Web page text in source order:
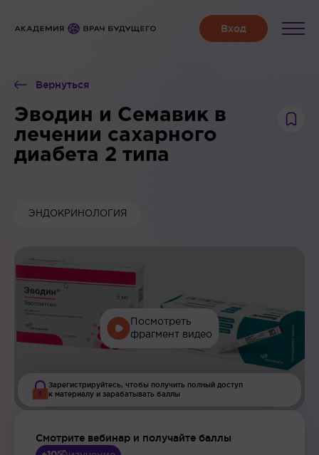
Вернуться
Эводин и Семавик в
лечении сахарного
диабета 2 типа
ЭНДОКРИНОЛОГИЯ
Посмотреть
фрагмент видео
Зарегистрируйтесь, чтобы получить полный доступ
к материалу и зарабатывать баллы
Смотрите вебинар и получайте баллы